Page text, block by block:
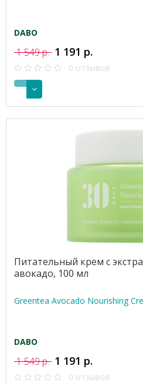
DABO
1 549 р. 1 191 р.
0 отзывов
Питательный крем с
авокадо, 100 мл
Greentea Avocado Nourishing
DABO
1 549 р. 1 191 р.
0 отзывов